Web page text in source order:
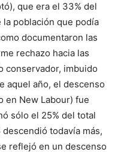
que era el 33% del
población que podía
documentaron las
rechazo hacia las
conservador, imbuido
aquel año, el descenso
en New Labour) fue
sólo el 25% del total
todavía más,
reflejó en un descenso